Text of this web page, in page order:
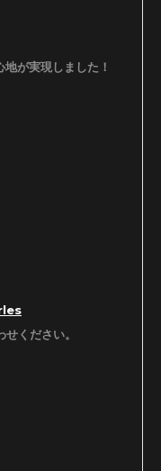
が実現しました！
ください。